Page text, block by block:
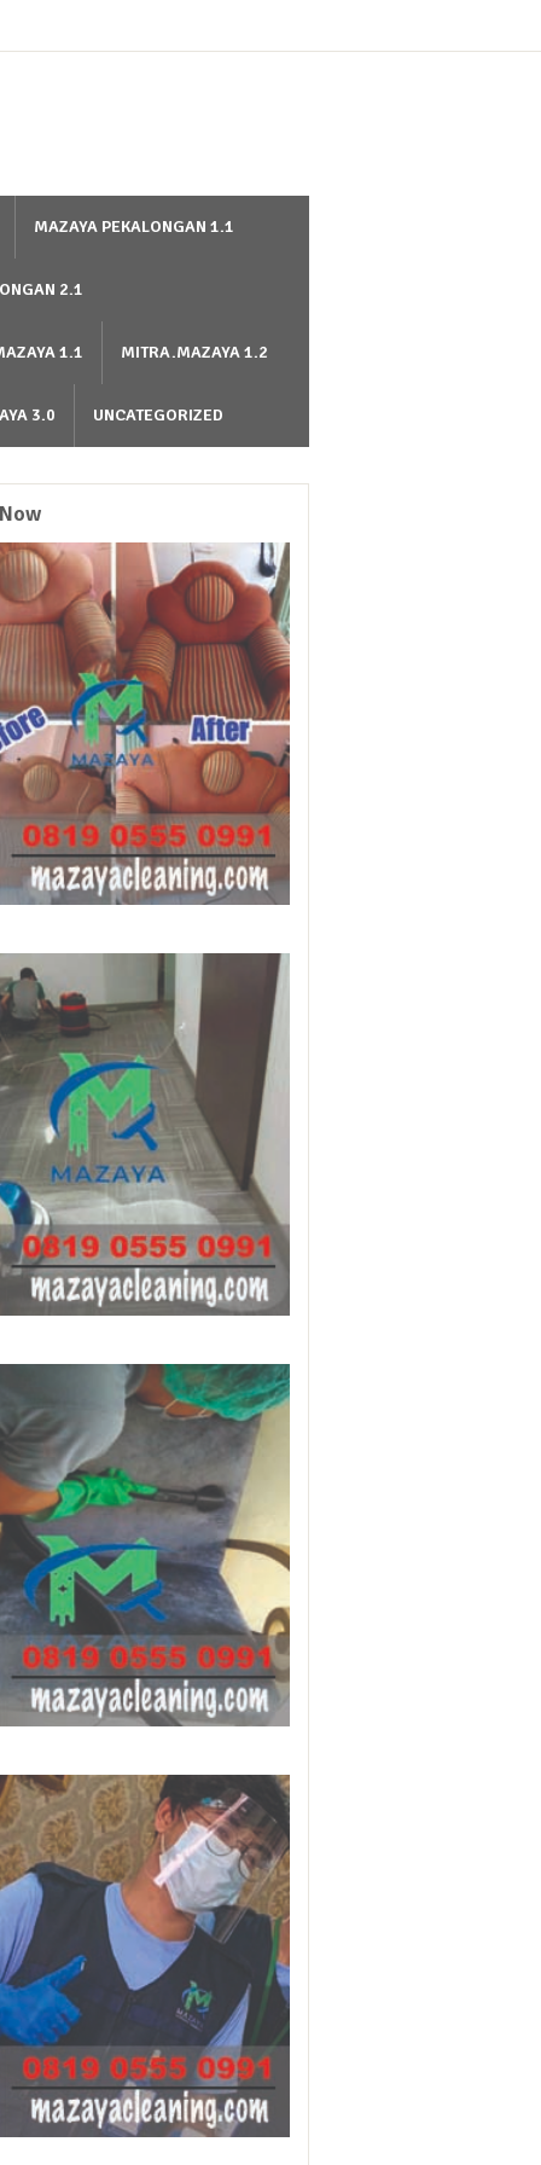
MAZAYA PEKALONGAN 1.1
2.1
1.1 MITRA.MAZAYA 1.2
3.0 UNCATEGORIZED